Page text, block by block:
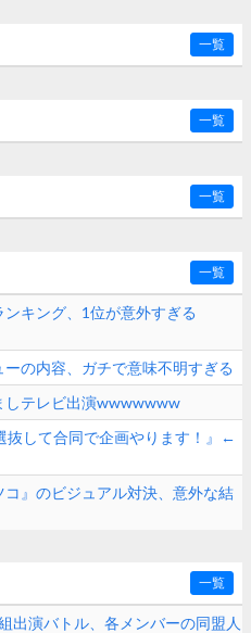
一覧
一覧
一覧
一覧
キング、1位が意外すぎる
ーの内容、ガチで意味不明すぎる
しテレビ出演wwwwwww
抜して合同で企画やります！』←
コ』のビジュアル対決、意外な結
一覧
出演バトル、各メンバーの同盟人